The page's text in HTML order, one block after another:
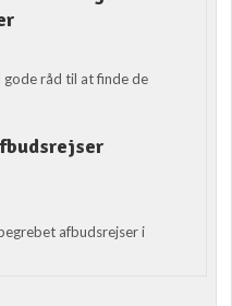
gode råd til at finde de
afbudsrejser i